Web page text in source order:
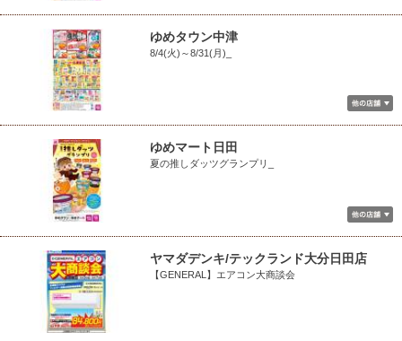
ゆめタウン中津
8/4(火)～8/31(月)_
ゆめマート日田
夏の推しダッツグランプリ_
ヤマダデンキ/テックランド大分日田店
【GENERAL】エアコン大商談会